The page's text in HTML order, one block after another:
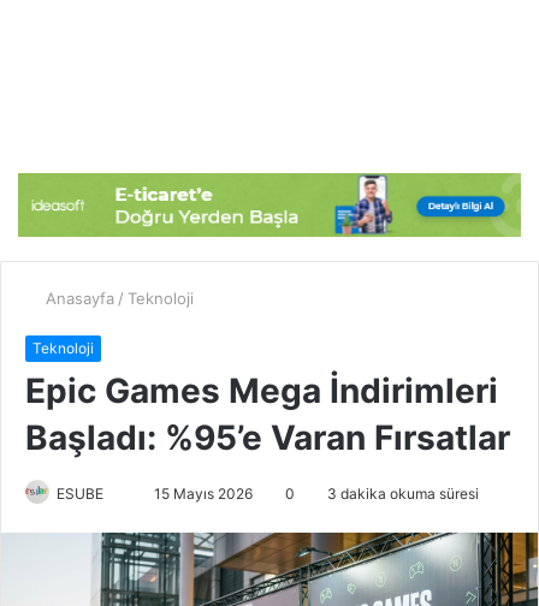
Anasayfa / Teknoloji
Teknoloji
Epic Games Mega İndirimleri
Başladı: %95’e Varan Fırsatlar
ESUBE
r
e
15 Mayıs 2026 0 3 dakika okuma süresi